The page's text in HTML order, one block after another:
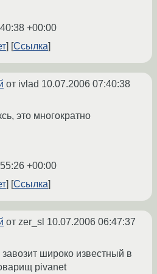
+00:00
Ссылка
от ivlad 10.07.2006 07:40:38
это многократно
+00:00
Ссылка
от zer_sl 10.07.2006 06:47:37
широко известный в
pivanet